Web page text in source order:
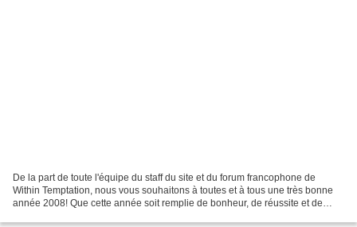
De la part de toute l'équipe du staff du site et du forum francophone de
Within Temptation, nous vous souhaitons à toutes et à tous une très bonne
année 2008! Que cette année soit remplie de bonheur, de réussite et de